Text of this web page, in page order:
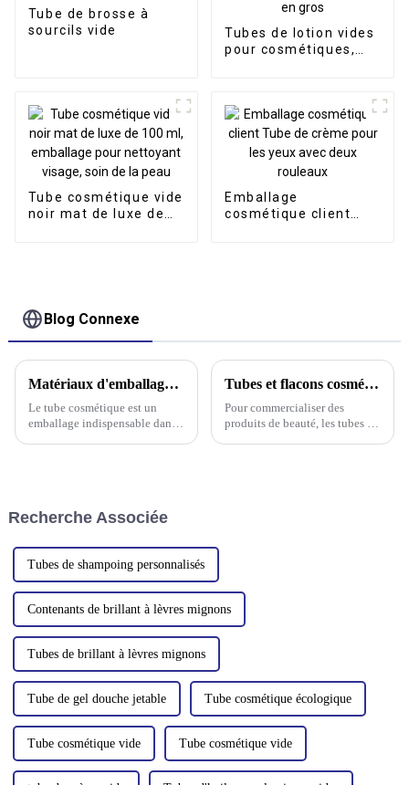
Tube de brosse à
sourcils vide
Tubes de lotion vides
pour cosmétiques,
Tube cosmétique vide
noir mat de luxe de
Emballage
cosmétique client
Blog Connexe
Matériaux d'emballage en plastique Runfang : laissez votre marque montrer son style !
Le tube cosmétique est un
emballage indispensable dans
Tubes et flacons cosmétiques : des outils puissants pour la commercialisation des produits de beauté
Pour commercialiser des
produits de beauté, les tubes et
Recherche Associée
Tubes de shampoing personnalisés
Contenants de brillant à lèvres mignons
Tubes de brillant à lèvres mignons
Tube de gel douche jetable Tube cosmétique écologique
Tube cosmétique vide Tube cosmétique vide